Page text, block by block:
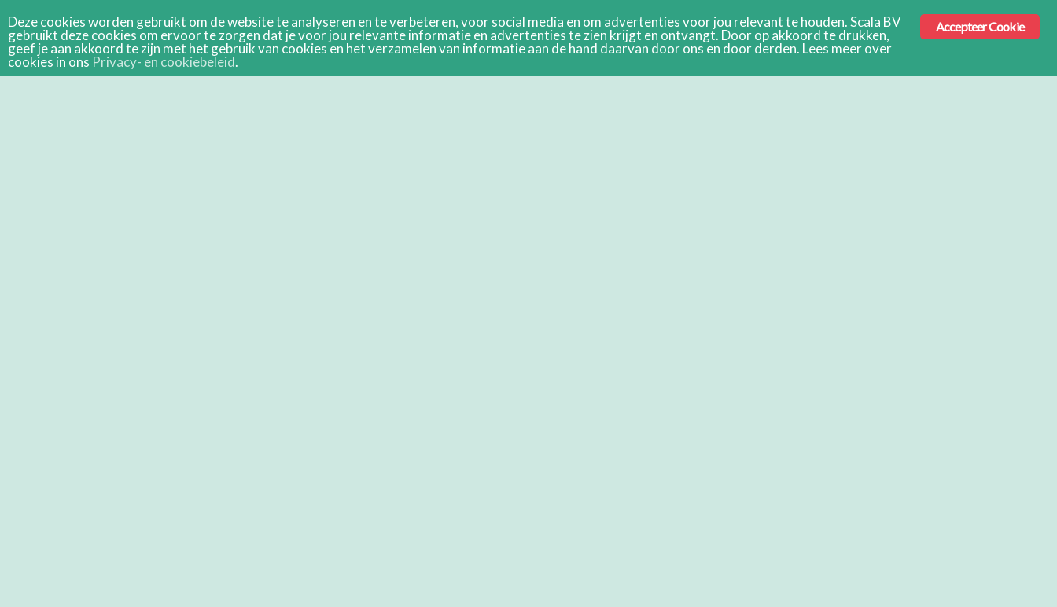
Accepteer Cookie
Deze cookies worden gebruikt om de website te analyseren en te verbeteren, voor social media en om advertenties voor jou relevant te houden. Scala BV
gebruikt deze cookies om ervoor te zorgen dat je voor jou relevante informatie en advertenties te zien krijgt en ontvangt. Door op akkoord te drukken,
geef je aan akkoord te zijn met het gebruik van cookies en het verzamelen van informatie aan de hand daarvan door ons en door derden. Lees meer over
cookies in ons Privacy- en cookiebeleid.